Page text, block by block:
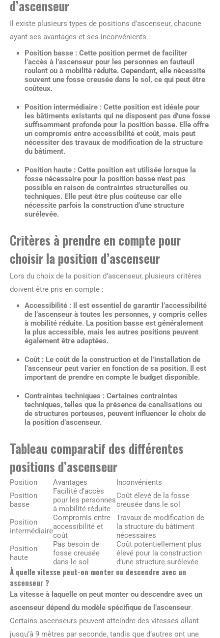
d’ascenseur
Il existe plusieurs types de positions d’ascenseur, chacune
ayant ses avantages et ses inconvénients :
Position basse : Cette position permet de faciliter
l’accès à l’ascenseur pour les personnes en fauteuil
roulant ou à mobilité réduite. Cependant, elle nécessite
souvent une fosse creusée dans le sol, ce qui peut être
coûteux.
Position intermédiaire : Cette position est idéale pour
les bâtiments existants qui ne disposent pas d’une fosse
suffisamment profonde pour la position basse. Elle offre
un compromis entre accessibilité et coût, mais peut
nécessiter des travaux de modification de la structure
du bâtiment.
Position haute : Cette position est utilisée lorsque la
fosse nécessaire pour la position basse n’est pas
possible en raison de contraintes structurelles ou
techniques. Elle peut être plus coûteuse car elle
nécessite parfois la construction d’une structure
surélevée.
Critères à prendre en compte pour
choisir la position d’ascenseur
Lors du choix de la position d’ascenseur, plusieurs critères
doivent être pris en compte :
Accessibilité : Il est essentiel de garantir l’accessibilité
de l’ascenseur à toutes les personnes, y compris celles
à mobilité réduite. La position basse est généralement
la plus accessible, mais les autres positions peuvent
également être adaptées.
Coût : Le coût de la construction et de l’installation de
l’ascenseur peut varier en fonction de sa position. Il est
important de prendre en compte le budget disponible.
Contraintes techniques : Certaines contraintes
techniques, telles que la présence de canalisations ou
de structures porteuses, peuvent influencer le choix de
la position d’ascenseur.
Tableau comparatif des différentes
positions d’ascenseur
Position Avantages
Inconvénients
Position
basse
Facilité d’accès
pour les personnes
à mobilité réduite
Coût élevé de la fosse
creusée dans le sol
Position
intermédiaire
Compromis entre
accessibilité et
coût
Travaux de modification de
la structure du bâtiment
nécessaires
Position
haute
Pas besoin de
fosse creusée
dans le sol
Coût potentiellement plus
élevé pour la construction
d’une structure surélevée
À quelle vitesse peut-on monter ou descendre avec un
ascenseur ?
La vitesse à laquelle on peut monter ou descendre avec un
ascenseur dépend du modèle spécifique de l’ascenseur.
Certains ascenseurs peuvent atteindre des vitesses allant
jusqu’à 9 mètres par seconde, tandis que d’autres ont une